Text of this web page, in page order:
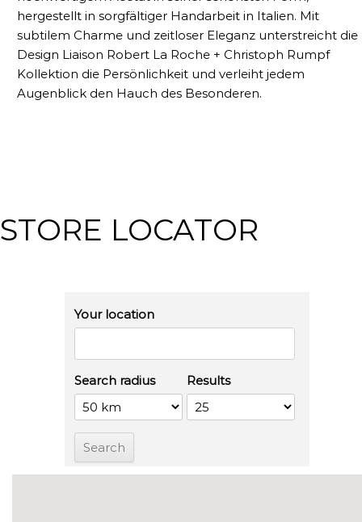
hergestellt in sorgfältiger Handarbeit in Italien. Mit
subtilem Charme und zeitloser Eleganz unterstreicht die
Design Liaison Robert La Roche + Christoph Rumpf
Kollektion die Persönlichkeit und verleiht jedem
Augenblick den Hauch des Besonderen.
STORE LOCATOR
Your location
Search radius Results